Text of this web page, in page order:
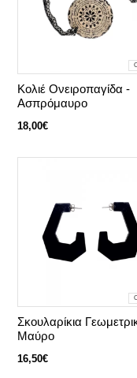
Κολιέ Ονειροπαγίδα -
Ασπρόμαυρο
18,00€
Σκουλαρίκια
Μαύρο
16,50€